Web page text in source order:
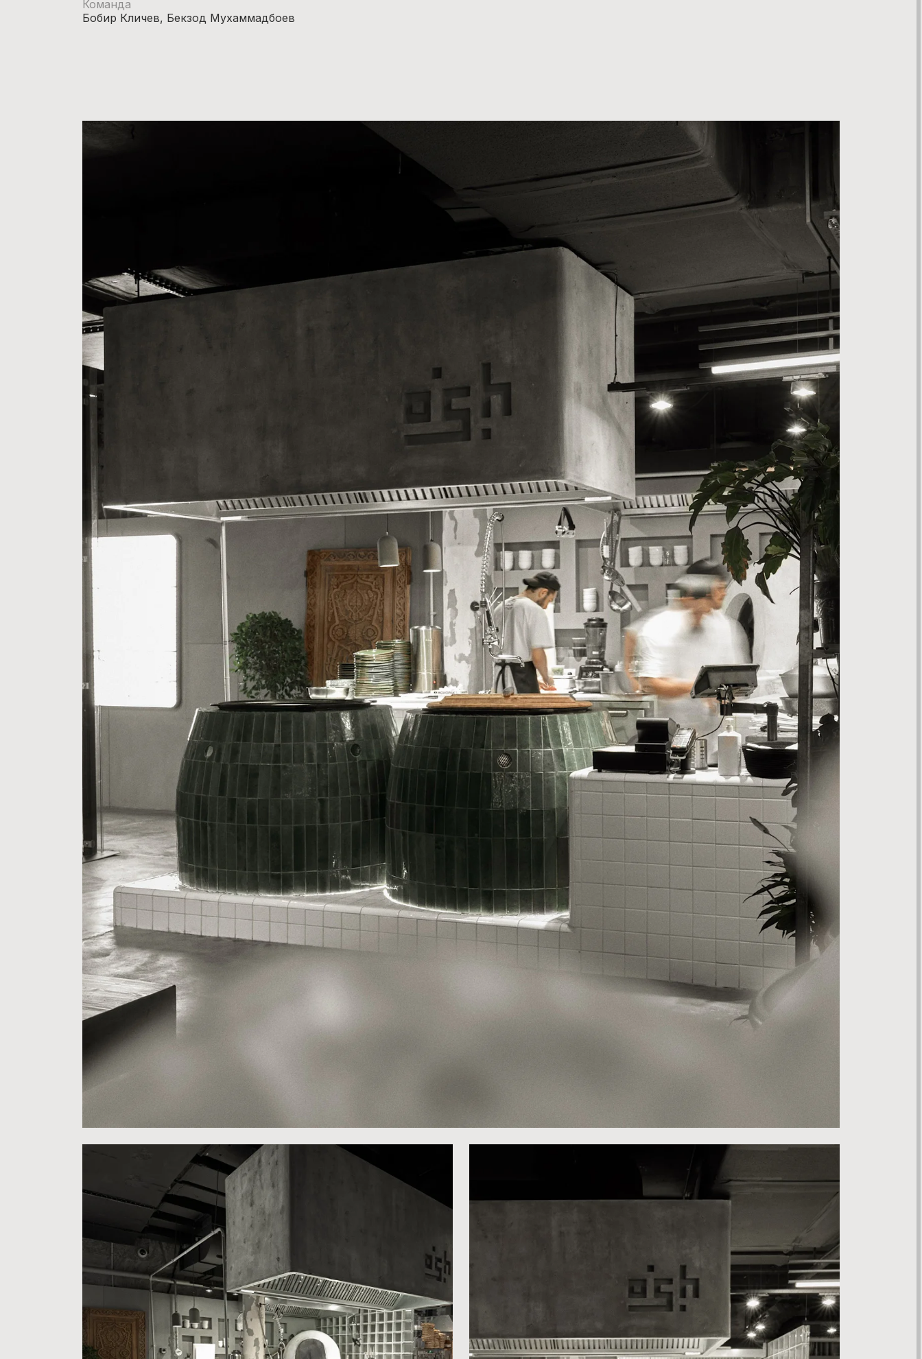
Команда
Бобир Кличев, Бекзод Мухаммадбоев